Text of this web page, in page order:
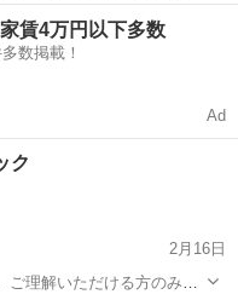
賃4万円以下多数
数掲載！
Ad
ク
2月16日
理解いただける方のみご